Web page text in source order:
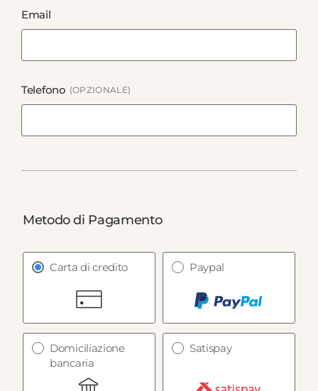
Email
Telefono (OPZIONALE)
Metodo di Pagamento
Carta di credito Paypal
Domiciliazione
bancaria
Satispay